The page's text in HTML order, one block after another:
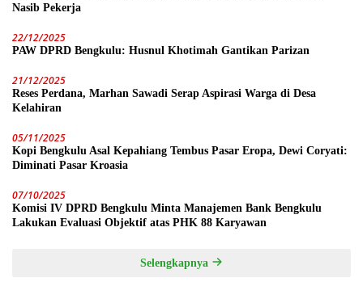
Nasib Pekerja
22/12/2025
PAW DPRD Bengkulu: Husnul Khotimah Gantikan Parizan
21/12/2025
Reses Perdana, Marhan Sawadi Serap Aspirasi Warga di Desa
Kelahiran
05/11/2025
Kopi Bengkulu Asal Kepahiang Tembus Pasar Eropa, Dewi Coryati:
Diminati Pasar Kroasia
07/10/2025
Komisi IV DPRD Bengkulu Minta Manajemen Bank Bengkulu
Lakukan Evaluasi Objektif atas PHK 88 Karyawan
Selengkapnya